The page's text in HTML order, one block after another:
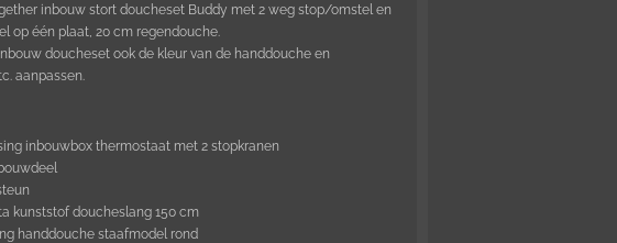
inbouw stort doucheset Buddy met 2 weg stop/omstel en
op één plaat, 20 cm regendouche.
doucheset ook de kleur van de handdouche en
aanpassen.
inbouwbox thermostaat met 2 stopkranen
kunststof doucheslang 150 cm
handdouche staafmodel rond